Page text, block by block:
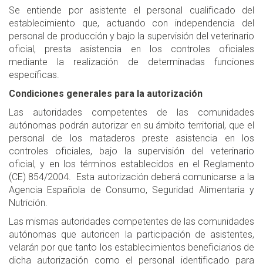
Se entiende por asistente el personal cualificado del
establecimiento que, actuando con independencia del
personal de producción y bajo la supervisión del veterinario
oficial, presta asistencia en los controles oficiales
mediante la realización de determinadas funciones
específicas.
Condiciones generales para la autorización
Las autoridades competentes de las comunidades
autónomas podrán autorizar en su ámbito territorial, que el
personal de los mataderos preste asistencia en los
controles oficiales, bajo la supervisión del veterinario
oficial, y en los términos establecidos en el Reglamento
(CE) 854/2004. Esta autorización deberá comunicarse a la
Agencia Española de Consumo, Seguridad Alimentaria y
Nutrición.
Las mismas autoridades competentes de las comunidades
autónomas que autoricen la participación de asistentes,
velarán por que tanto los establecimientos beneficiarios de
dicha autorización como el personal identificado para